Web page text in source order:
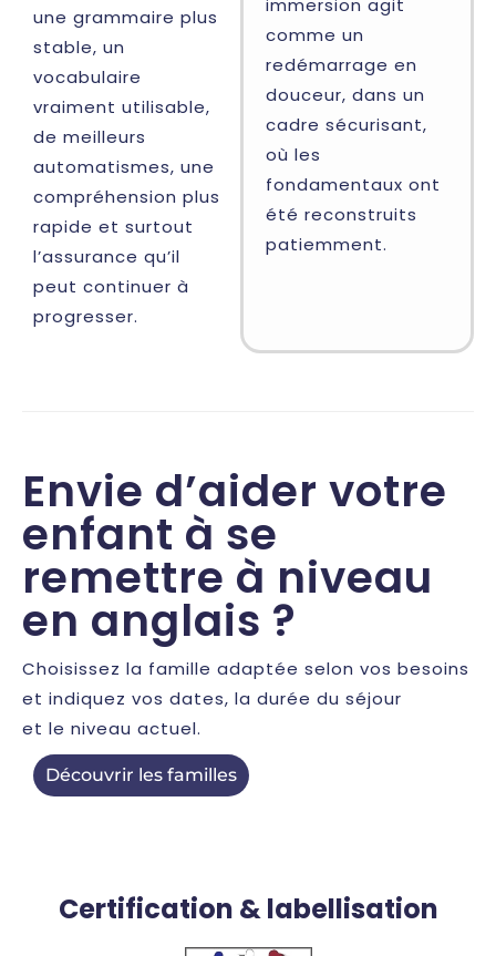
une grammaire plus
stable, un
vocabulaire
vraiment utilisable,
de meilleurs
automatismes, une
compréhension plus
rapide et surtout
l’assurance qu’il
peut continuer à
progresser.
comme un
redémarrage en
douceur, dans un
cadre sécurisant,
où les
fondamentaux ont
été reconstruits
patiemment.
Envie d’aider votre
enfant à se
remettre à niveau
en anglais ?
Choisissez la famille adaptée selon vos besoins
et indiquez vos dates, la durée du séjour
et le niveau actuel.
Découvrir les familles
Certification & labellisation